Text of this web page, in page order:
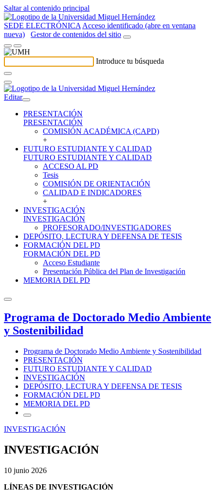
Saltar al contenido principal
SEDE ELECTRÓNICA Acceso identificado (abre en ventana
nueva)
Gestor de contenidos del sitio
Introduce tu búsqueda
Editar
PRESENTACIÓN
PRESENTACIÓN
COMISIÓN ACADÉMICA (CAPD)
+
FUTURO ESTUDIANTE Y CALIDAD
FUTURO ESTUDIANTE Y CALIDAD
ACCESO AL PD
Tesis
COMISIÓN DE ORIENTACIÓN
CALIDAD E INDICADORES
+
INVESTIGACIÓN
INVESTIGACIÓN
PROFESORADO/INVESTIGADORES
DEPÓSITO, LECTURA Y DEFENSA DE TESIS
FORMACIÓN DEL PD
FORMACIÓN DEL PD
Acceso Estudiante
Presentación Pública del Plan de Investigación
MEMORIA DEL PD
Programa de Doctorado Medio Ambiente
y Sostenibilidad
Programa de Doctorado Medio Ambiente y Sostenibilidad
PRESENTACIÓN
FUTURO ESTUDIANTE Y CALIDAD
INVESTIGACIÓN
DEPÓSITO, LECTURA Y DEFENSA DE TESIS
FORMACIÓN DEL PD
MEMORIA DEL PD
INVESTIGACIÓN
INVESTIGACIÓN
10 junio 2026
LÍNEAS DE INVESTIGACIÓN